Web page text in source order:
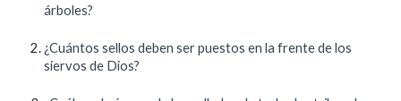
árboles?
¿Cuántos sellos deben ser puestos en la frente de los
siervos de Dios?